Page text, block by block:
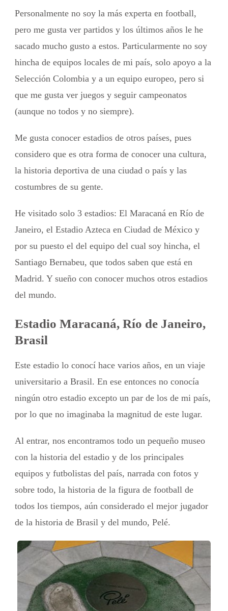
Personalmente no soy la más experta en football,
pero me gusta ver partidos y los últimos años le he
sacado mucho gusto a estos. Particularmente no soy
hincha de equipos locales de mi país, solo apoyo a la
Selección Colombia y a un equipo europeo, pero si
que me gusta ver juegos y seguir campeonatos
(aunque no todos y no siempre).
Me gusta conocer estadios de otros países, pues
considero que es otra forma de conocer una cultura,
la historia deportiva de una ciudad o país y las
costumbres de su gente.
He visitado solo 3 estadios: El Maracaná en Río de
Janeiro, el Estadio Azteca en Ciudad de México y
por su puesto el del equipo del cual soy hincha, el
Santiago Bernabeu, que todos saben que está en
Madrid. Y sueño con conocer muchos otros estadios
del mundo.
Estadio Maracaná, Río de Janeiro,
Brasil
Este estadio lo conocí hace varios años, en un viaje
universitario a Brasil. En ese entonces no conocía
ningún otro estadio excepto un par de los de mi país,
por lo que no imaginaba la magnitud de este lugar.
Al entrar, nos encontramos todo un pequeño museo
con la historia del estadio y de los principales
equipos y futbolistas del país, narrada con fotos y
sobre todo, la historia de la figura de football de
todos los tiempos, aún considerado el mejor jugador
de la historia de Brasil y del mundo, Pelé.